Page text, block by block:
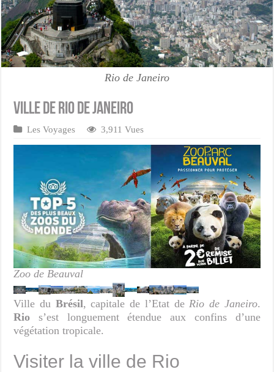
Rio de Janeiro
Ville de Rio de Janeiro
Les Voyages 3,911 Vues
Zoo de Beauval
Ville du Brésil, capitale de l’Etat de Rio de Janeiro.
Rio s’est longuement étendue aux confins d’une
végétation tropicale.
Visiter la ville de Rio